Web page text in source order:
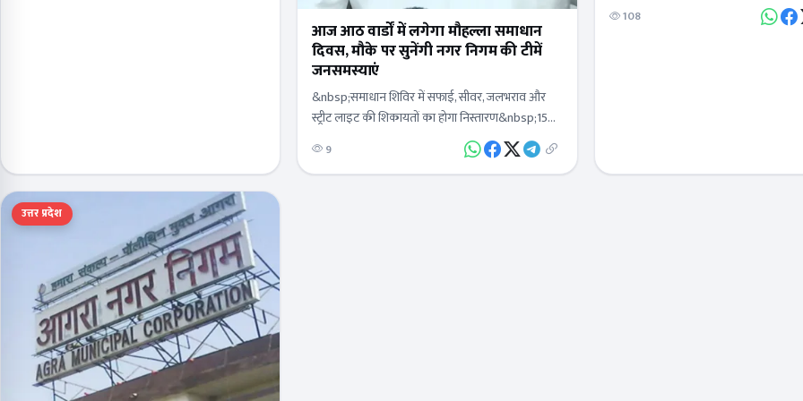
आज आठ वार्डों में लगेगा मौहल्ला समाधान
दिवस, मौके पर सुनेंगी नगर निगम की टीमें
जनसमस्याएं
&nbsp;समाधान शिविर में सफाई, सीवर, जलभराव और
स्ट्रीट लाइट की शिकायतों का होगा निस्तारण&nbsp;15
अगस्त से 15 दिसंबर तक सरकार द्वारा गृह, सीवर और
जलकर के लिए लागू…
9
दिया गया है। यह ब्रेकर लगातार हो रहे सड़क…
108
उत्तर प्रदेश